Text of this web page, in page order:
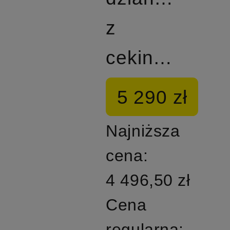
z
cekinami
5 290 zł
Najniższa
cena:
4 496,50 zł
Cena